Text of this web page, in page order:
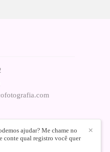
✕
ajudar? Me chame no
conte qual registro você quer